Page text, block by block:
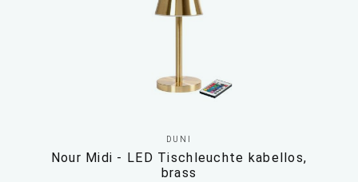
DUNI
Nour Midi - LED Tischleuchte kabellos,
brass